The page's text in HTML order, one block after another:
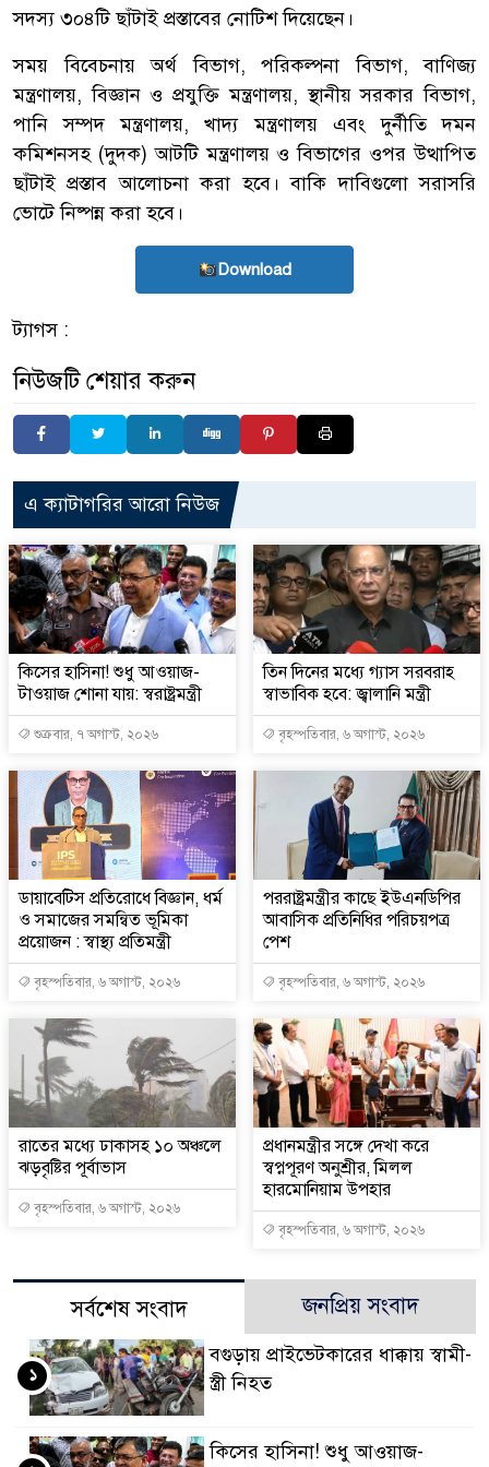
সদস্য ৩০৪টি ছাঁটাই প্রস্তাবের নোটিশ দিয়েছেন।
সময় বিবেচনায় অর্থ বিভাগ, পরিকল্পনা বিভাগ, বাণিজ্য
মন্ত্রণালয়, বিজ্ঞান ও প্রযুক্তি মন্ত্রণালয়, স্থানীয় সরকার বিভাগ,
পানি সম্পদ মন্ত্রণালয়, খাদ্য মন্ত্রণালয় এবং দুর্নীতি দমন
কমিশনসহ (দুদক) আটটি মন্ত্রণালয় ও বিভাগের ওপর উত্থাপিত
ছাঁটাই প্রস্তাব আলোচনা করা হবে। বাকি দাবিগুলো সরাসরি
ভোটে নিষ্পন্ন করা হবে।
Download
ট্যাগস :
নিউজটি শেয়ার করুন
এ ক্যাটাগরির আরো নিউজ
কিসের হাসিনা! শুধু আওয়াজ-
টাওয়াজ শোনা যায়: স্বরাষ্ট্রমন্ত্রী
শুক্রবার, ৭ অগাস্ট, ২০২৬
তিন দিনের মধ্যে গ্যাস সরবরাহ
স্বাভাবিক হবে: জ্বালানি মন্ত্রী
বৃহস্পতিবার, ৬ অগাস্ট, ২০২৬
ডায়াবেটিস প্রতিরোধে বিজ্ঞান, ধর্ম
ও সমাজের সমন্বিত ভূমিকা
প্রয়োজন : স্বাস্থ্য প্রতিমন্ত্রী
বৃহস্পতিবার, ৬ অগাস্ট, ২০২৬
পররাষ্ট্রমন্ত্রীর কা‌ছে ইউএনডিপির
আবাসিক প্রতিনিধির পরিচয়পত্র
পেশ
বৃহস্পতিবার, ৬ অগাস্ট, ২০২৬
রাতের মধ্যে ঢাকাসহ ১০ অঞ্চলে
ঝড়বৃষ্টির পূর্বাভাস
বৃহস্পতিবার, ৬ অগাস্ট, ২০২৬
প্রধানমন্ত্রীর সঙ্গে দেখা করে
স্বপ্নপূরণ অনুশ্রীর, মিলল
হারমোনিয়াম উপহার
বৃহস্পতিবার, ৬ অগাস্ট, ২০২৬
সর্বশেষ সংবাদ জনপ্রিয় সংবাদ
বগুড়ায় প্রাইভেটকারের ধাক্কায় স্বামী-
স্ত্রী নিহত
১
কিসের হাসিনা! শুধু আওয়াজ-